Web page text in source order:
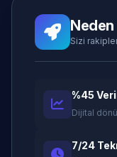
Sizi
%45
Dijital
7/24